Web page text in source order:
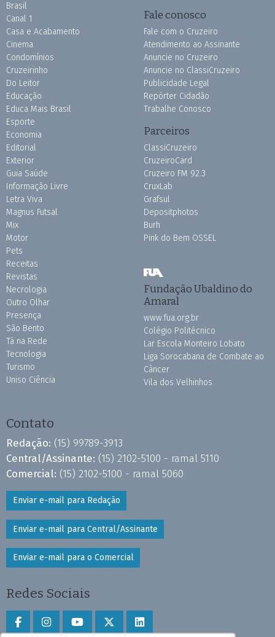
Brasil
Canal 1
Casa e Acabamento
Cinema
Condomínios
Cruzeirinho
Do Leitor
Educação
Educa Mais Brasil
Esporte
Economia
Editorial
Exterior
Guia Saúde
Informação Livre
Letra Viva
Magnus Futsal
Mix
Motor
Pets
Receitas
Revistas
Necrologia
Outro Olhar
Presença
São Bento
Tá na Rede
Tecnologia
Turismo
Uniso Ciência
Fale conosco
Fale com o Cruzeiro
Atendimento ao Assinante
Anuncie no Cruzeiro
Anuncie no ClassiCruzeiro
Publicidade Legal
Repórter Cidadão
Trabalhe Conosco
Parceiros
ClassiCruzeiro
CruzeiroCard
Cruzeiro FM 92.3
CruxLab
Grafsul
Depositphotos
Burh
Pink do Bem OSSEL
Fundação Ubaldino do
Amaral
www.fua.org.br
Colégio Politécnico
Lar Escola Monteiro Lobato
Liga Sorocabana de Combate ao
Câncer
Vila dos Velhinhos
Contato
Redação: (15) 99789-3913
Central/Assinante: (15) 2102-5100 - ramal 5110
Comercial: (15) 2102-5100 - ramal 5060
Enviar e-mail para Redação
Enviar e-mail para Central/Assinante
Enviar e-mail para o Comercial
Redes Sociais